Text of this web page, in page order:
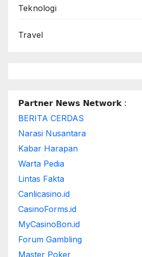
Teknologi
Travel
𝗣𝗮𝗿𝘁𝗻𝗲𝗿 𝗡𝗲𝘄𝘀 𝗡𝗲𝘁𝘄𝗼𝗿𝗸 :
BERITA CERDAS
Narasi Nusantara
Kabar Harapan
Warta Pedia
Lintas Fakta
Canlicasino.id
CasinoForms.id
MyCasinoBon.id
Forum Gambling
Master Poker